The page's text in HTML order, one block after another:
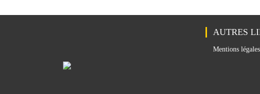
AUTRES
Mentions légales